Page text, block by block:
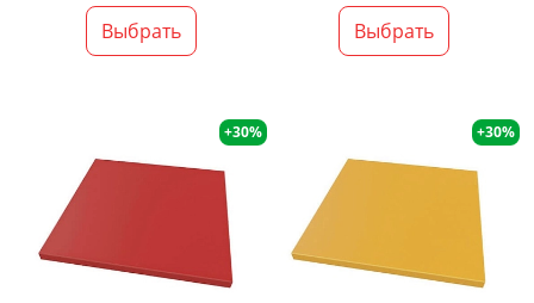
Выбрать Выбрать
+30% +30%